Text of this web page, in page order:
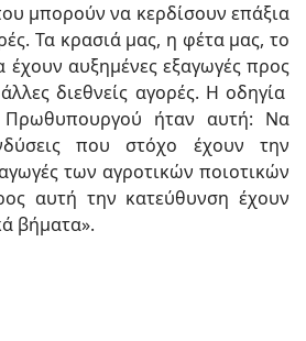
μπορούν να κερδίσουν επάξια
Τα κρασιά μας, η φέτα μας, το
έχουν αυξημένες εξαγωγές προς
διεθνείς αγορές. Η οδηγία
ήταν αυτή: Να
που στόχο έχουν την
των αγροτικών ποιοτικών
αυτή την κατεύθυνση έχουν
βήματα».